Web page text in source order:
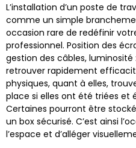
L’installation d’un poste de
comme un simple
occasion rare de redéfinir
professionnel. Position des
gestion des câbles,
retrouver rapidement
physiques, quant à elles,
place si elles ont été triées et
Certaines pourront être
un box sécurisé. C’est ainsi
l’espace et d’alléger